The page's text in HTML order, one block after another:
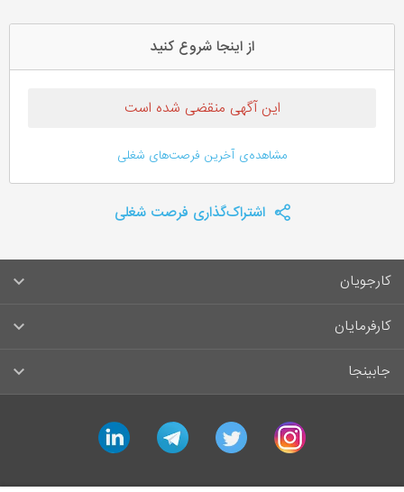
از اینجا شروع کنید
این آگهی منقضی شده است
مشاهده‌ی آخرین فرصت‌های شغلی
اشتراک‌گذاری فرصت شغلی
کارجویان
سوالات متداول کارجویان
لیست مشاغل
آگهی‌های استخدام
کارفرمایان
راهنمای ثبت آگهی استخدام
قوانین و مقررات کارفرمایان
جابینجا
جابینجا در رسانه‌ها
راهنمای استفاده برای کارجویان
instagram
twitter
telegram
linkedin